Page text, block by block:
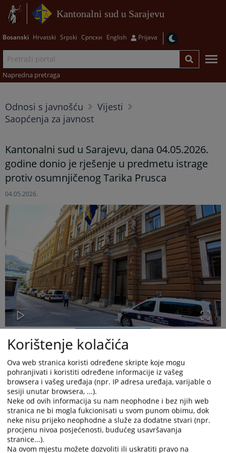
Kantonalni sud u Sarajevu
Bosanski Hrvatski Srpski Српски English Prijava
Napredna pretraga
Odnosi s javnošću
Vijesti
Saopćenja za javnost
Kantonalni sud u Sarajevu, dana 04.05.2026.
godine donio je rješenje u predmetu istrage
protiv osumnjičenog Tarika Prusca
04.05.2026.
Kantonalni sud u Sarajevu, dana 04.05.2026. godine, u
predmetu istrage protiv osumnjičenog Tarika
Prusca, zbog
osnovane sumnje da je počinjeno krivično djelo Teško ubistvo
ženske osobeiz člana 166a stav (1) Krivičnog zakona Federacije
BiH, na osnovu odredbe člana 146.
stav 1. tačka c) i tačka d.)
ZKP-a F BiH, a u vezi sa odredbom člana 145. stav 2. ZKP-a F
Korištenje kolačića
Ova web stranica koristi određene skripte koje mogu
pohranjivati i koristiti određene informacije iz vašeg
browsera i vašeg uređaja (npr. IP adresa uređaja, varijable o
sesiji unutar browsera, ...).
Neke od ovih informacija su nam neophodne i bez njih web
stranica ne bi mogla fukcionisati u svom punom obimu, dok
neke nisu prijeko neophodne a služe za dodatne stvari (npr.
procjenu nivoa posjećenosti, budućeg usavršavanja
stranice...).
Na ovom mjestu možete dozvoliti ili uskratiti pravo na